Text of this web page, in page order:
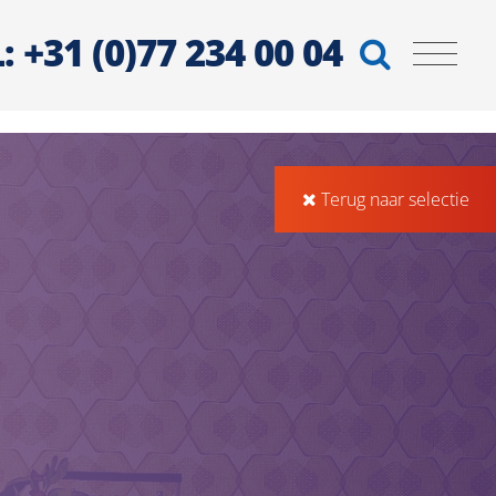
+31 (0)77 234 00 04
Terug naar selectie